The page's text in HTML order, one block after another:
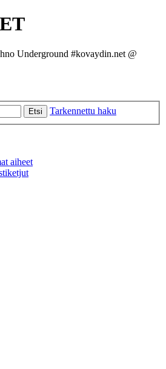
Underground #kovaydin.net @
Etsi Tarkennettu haku
aiheet